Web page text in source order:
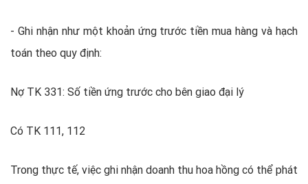
- Ghi nhận như một khoản ứng trước tiền mua hàng và hạch
toán theo quy định:
Nợ TK 331: Số tiền ứng trước cho bên giao đại lý
Có TK 111, 112
Trong thực tế, việc ghi nhận doanh thu hoa hồng có thể phát